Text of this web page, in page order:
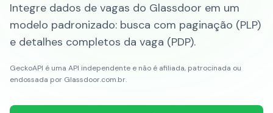
Integre dados de vagas do Glassdoor em um
modelo padronizado: busca com paginação (PLP)
e detalhes completos da vaga (PDP).
GeckoAPI é uma API independente e não é afiliada, patrocinada ou
endossada por Glassdoor.com.br.